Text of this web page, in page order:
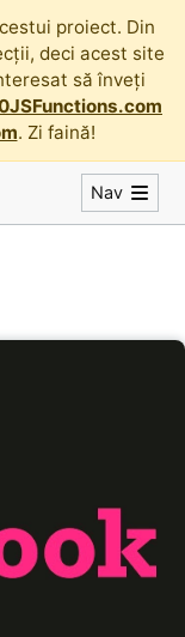
proiect. Din
deci acest site
să înveți
. Zi faină!
Nav